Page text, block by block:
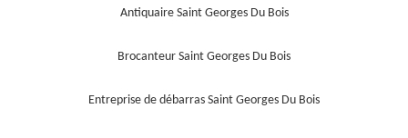
Antiquaire Saint Georges Du Bois
Brocanteur Saint Georges Du Bois
Entreprise de débarras Saint Georges Du Bois